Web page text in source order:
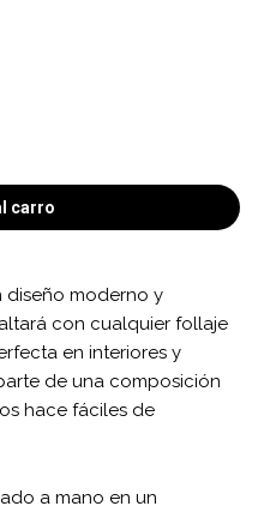
carro
diseño moderno y
con cualquier follaje
en interiores y
de una composición
hace fáciles de
a mano en un